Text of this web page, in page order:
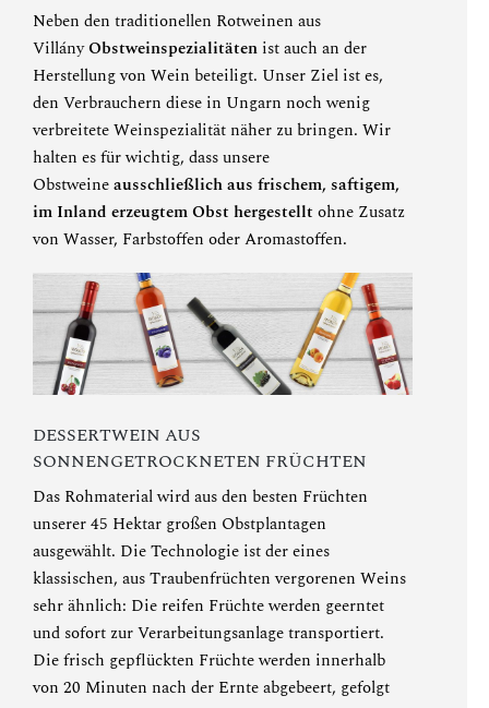
Neben den traditionellen Rotweinen aus
VillányObstweinspezialitäten ist auch an der
Herstellung von Wein beteiligt. Unser Ziel ist es,
den Verbrauchern diese in Ungarn noch wenig
verbreitete Weinspezialität näher zu bringen. Wir
halten es für wichtig, dass unsere
Obstweineausschließlich aus frischem, saftigem,
im Inland erzeugtem Obst hergestellt ohne Zusatz
von Wasser, Farbstoffen oder Aromastoffen.
DESSERTWEIN AUS
SONNENGETROCKNETEN FRÜCHTEN
Das Rohmaterial wird aus den besten Früchten
unserer 45 Hektar großen Obstplantagen
ausgewählt. Die Technologie ist der eines
klassischen, aus Traubenfrüchten vergorenen Weins
sehr ähnlich: Die reifen Früchte werden geerntet
und sofort zur Verarbeitungsanlage transportiert.
Die frisch gepflückten Früchte werden innerhalb
von 20 Minuten nach der Ernte abgebeert, gefolgt